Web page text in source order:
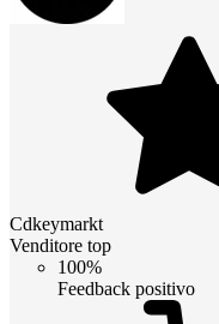
Cdkeymarkt
Venditore top
100%
Feedback positivo